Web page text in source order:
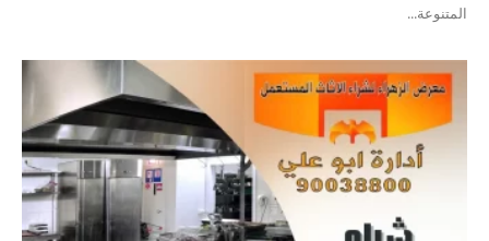
المتنوعة...